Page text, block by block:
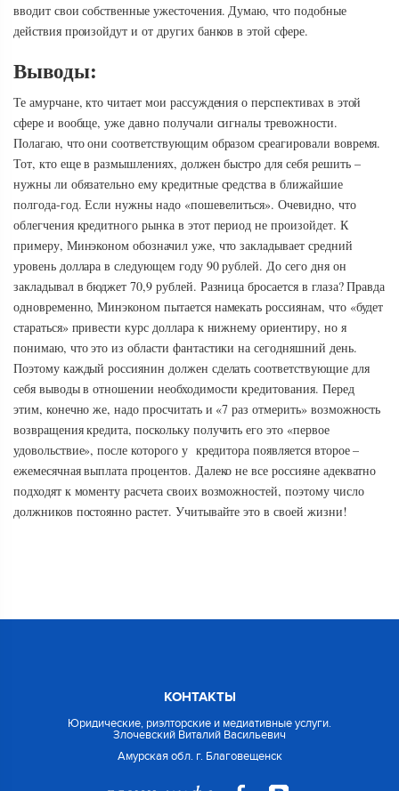
вводит свои собственные ужесточения. Думаю, что подобные
действия произойдут и от других банков в этой сфере.
Выводы:
Те амурчане, кто читает мои рассуждения о перспективах в этой
сфере и вообще, уже давно получали сигналы тревожности.
Полагаю, что они соответствующим образом среагировали вовремя.
Тот, кто еще в размышлениях, должен быстро для себя решить –
нужны ли обязательно ему кредитные средства в ближайшие
полгода-год. Если нужны надо «пошевелиться». Очевидно, что
облегчения кредитного рынка в этот период не произойдет. К
примеру, Минэконом обозначил уже, что закладывает средний
уровень доллара в следующем году 90 рублей. До сего дня он
закладывал в бюджет 70,9 рублей. Разница бросается в глаза? Правда
одновременно, Минэконом пытается намекать россиянам, что «будет
стараться» привести курс доллара к нижнему ориентиру, но я
понимаю, что это из области фантастики на сегодняшний день.
Поэтому каждый россиянин должен сделать соответствующие для
себя выводы в отношении необходимости кредитования. Перед
этим, конечно же, надо просчитать и «7 раз отмерить» возможность
возвращения кредита, поскольку получить его это «первое
удовольствие», после которого у кредитора появляется второе –
ежемесячная выплата процентов. Далеко не все россияне адекватно
подходят к моменту расчета своих возможностей, поэтому число
должников постоянно растет. Учитывайте это в своей жизни!
КОНТАКТЫ
Юридические, риэлторские и медиативные услуги.
Злочевский Виталий Васильевич
Амурская обл. г. Благовещенск